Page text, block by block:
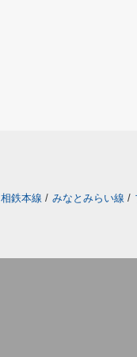
相鉄本線 / みなとみらい線 /